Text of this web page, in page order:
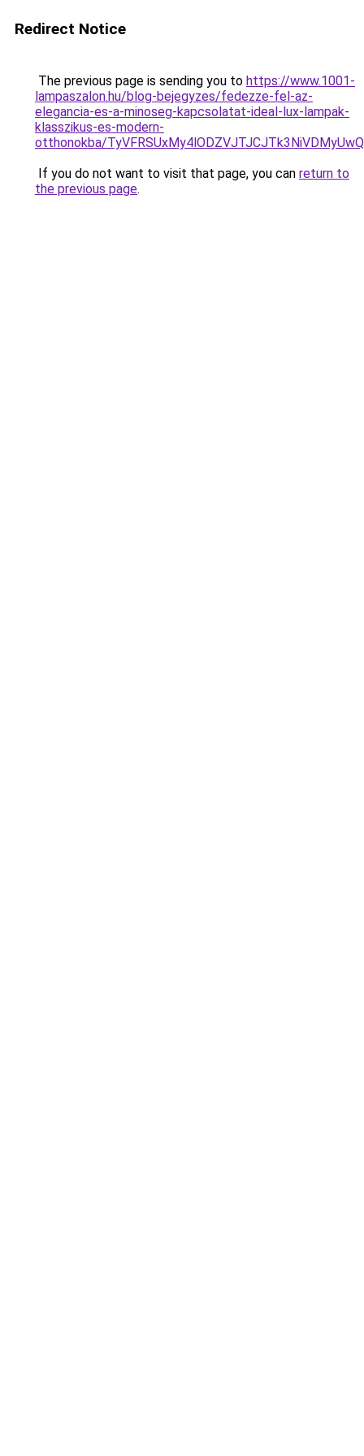
Redirect Notice
The previous page is sending you to https://www.1001-
lampaszalon.hu/blog-bejegyzes/fedezze-fel-az-
elegancia-es-a-minoseg-kapcsolatat-ideal-lux-lampak-
klasszikus-es-modern-
otthonokba/
If you do not want to visit that page, you can return to
the previous page.